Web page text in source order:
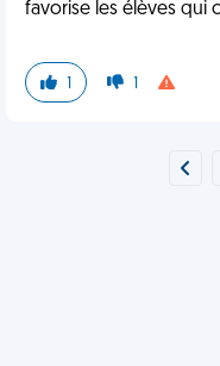
favorise les élèves qui
1 1